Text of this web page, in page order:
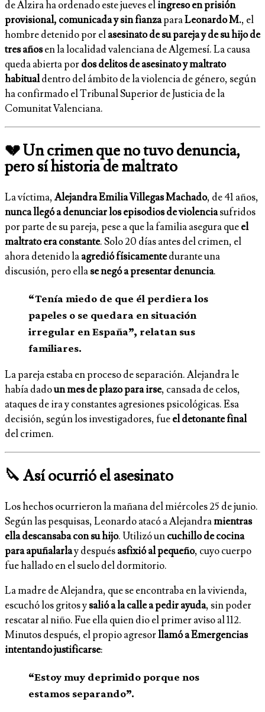
de Alzira ha ordenado este jueves elingreso en prisión
provisional, comunicada y sin fianzaparaLeonardo M., el
hombre detenido por elasesinato de su pareja y de su hijo de
tres añosen la localidad valenciana de Algemesí. La causa
queda abierta pordos delitos de asesinato y maltrato
habitualdentro del ámbito de la violencia de género, según
ha confirmado el Tribunal Superior de Justicia de la
Comunitat Valenciana.
💔 Un crimen que no tuvo denuncia,
pero sí historia de maltrato
La víctima,Alejandra Emilia Villegas Machado, de 41 años,
nunca llegó a denunciar los episodios de violenciasufridos
por parte de su pareja, pese a que la familia asegura queel
maltrato era constante. Solo 20 días antes del crimen, el
ahora detenido laagredió físicamentedurante una
discusión, pero ellase negó a presentar denuncia.
“Tenía miedo de que él perdiera los
papeles o se quedara en situación
irregular en España”, relatan sus
familiares.
La pareja estaba en proceso de separación. Alejandra le
había dadoun mes de plazo para irse, cansada de celos,
ataques de ira y constantes agresiones psicológicas. Esa
decisión, según los investigadores, fueel detonante final
del crimen.
🔪 Así ocurrió el asesinato
Los hechos ocurrieron la mañana del miércoles 25 de junio.
Según las pesquisas, Leonardo atacó a Alejandramientras
ella descansaba con su hijo. Utilizó uncuchillo de cocina
para apuñalarlay despuésasfixió al pequeño, cuyo cuerpo
fue hallado en el suelo del dormitorio.
La madre de Alejandra, que se encontraba en la vivienda,
escuchó los gritos ysalió a la calle a pedir ayuda, sin poder
rescatar al niño. Fue ella quien dio el primer aviso al 112.
Minutos después, el propio agresorllamó a Emergencias
intentando justificarse:
“Estoy muy deprimido porque nos
estamos separando”.